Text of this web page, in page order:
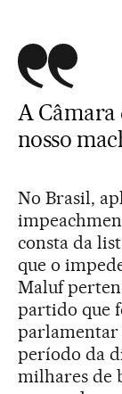
A Câmara
nosso
No Brasil,
consta da
que o
Maluf
partido que
parlamentar
período da
milhares de